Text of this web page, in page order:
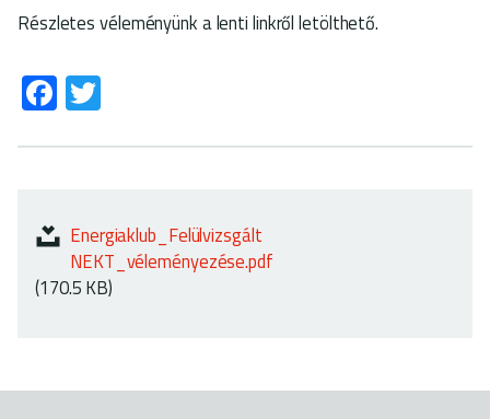
Részletes véleményünk a lenti linkről letölthető.
Fa
ce
b
ok
tt
Energiaklub_Felülvizsgált
NEKT_véleményezése.pdf
(170.5 KB)